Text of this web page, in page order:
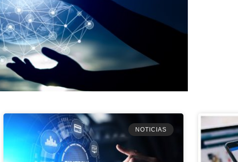
NOTICIAS